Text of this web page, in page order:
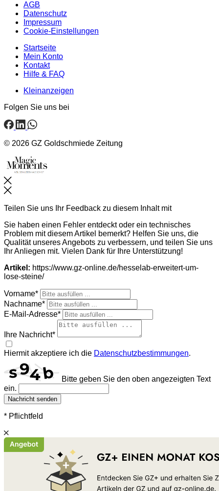
AGB
Datenschutz
Impressum
Cookie-Einstellungen
Startseite
Mein Konto
Kontakt
Hilfe & FAQ
Kleinanzeigen
Folgen Sie uns bei
© 2026 GZ Goldschmiede Zeitung
Schließen
Teilen Sie uns Ihr Feedback zu diesem Inhalt mit
Sie haben einen Fehler entdeckt oder ein technisches
Problem mit diesem Artikel bemerkt? Helfen Sie uns, die
Qualität unseres Angebots zu verbessern, und teilen Sie uns
Ihr Anliegen mit. Vielen Dank für Ihre Unterstützung!
Artikel: https://www.gz-online.de/hesselab-erweitert-um-
lose-steine/
Vorname*
Nachname*
E-Mail-Adresse*
Ihre Nachricht*
Hiermit akzeptiere ich die Datenschutzbestimmungen.
Bitte geben Sie den oben angezeigten Text
ein.
Nachricht senden
* Pflichtfeld
Schließen